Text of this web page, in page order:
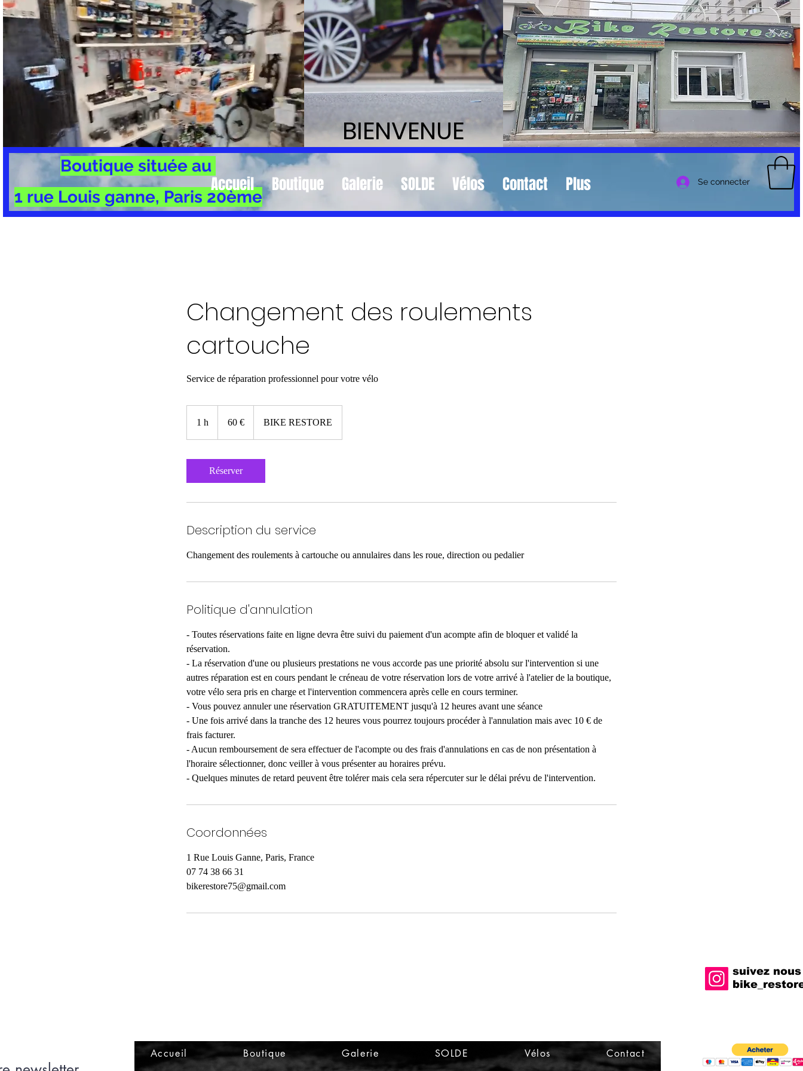
BIENVENUE
Boutique située au
1 rue Louis ganne, Paris 20ème
Accueil Boutique Galerie SOLDE Vélos Contact Plus Se connecter
Changement des roulements
cartouche
Service de réparation professionnel pour votre vélo
1 h 60 € BIKE RESTORE
Réserver
Description du service
Changement des roulements à cartouche ou annulaires dans les roue, direction ou pedalier
Politique d'annulation
- Toutes réservations faite en ligne devra être suivi du paiement d'un acompte afin de bloquer et validé la
réservation.
- La réservation d'une ou plusieurs prestations ne vous accorde pas une priorité absolu sur l'intervention si une
autres réparation est en cours pendant le créneau de votre réservation lors de votre arrivé à l'atelier de la boutique,
votre vélo sera pris en charge et l'intervention commencera après celle en cours terminer.
- Vous pouvez annuler une réservation GRATUITEMENT jusqu'à 12 heures avant une séance
- Une fois arrivé dans la tranche des 12 heures vous pourrez toujours procéder à l'annulation mais avec 10 € de
frais facturer.
- Aucun remboursement de sera effectuer de l'acompte ou des frais d'annulations en cas de non présentation à
l'horaire sélectionner, donc veiller à vous présenter au horaires prévu.
- Quelques minutes de retard peuvent être tolérer mais cela sera répercuter sur le délai prévu de l'intervention.
Coordonnées
1 Rue Louis Ganne, Paris, France
07 74 38 66 31
bikerestore75@gmail.com
suivez
Accueil Boutique Galerie SOLDE Vélos Contact